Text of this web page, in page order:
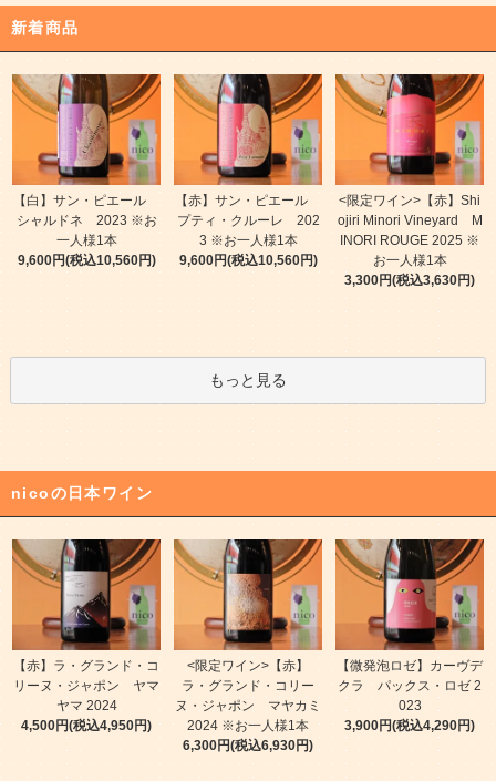
新着商品
【白】サン・ピエール
シャルドネ 2023 ※お
一人様1本
9,600円(税込10,560円)
【赤】サン・ピエール
プティ・クルーレ 202
3 ※お一人様1本
9,600円(税込10,560円)
<限定ワイン>【赤】Shi
ojiri Minori Vineyard M
INORI ROUGE 2025 ※
お一人様1本
3,300円(税込3,630円)
もっと見る
nicoの日本ワイン
【赤】ラ・グランド・コ
リーヌ・ジャポン ヤマ
ヤマ 2024
4,500円(税込4,950円)
<限定ワイン>【赤】
ラ・グランド・コリー
ヌ・ジャポン マヤカミ
2024 ※お一人様1本
6,300円(税込6,930円)
【微発泡ロゼ】カーヴデ
クラ パックス・ロゼ 2
023
3,900円(税込4,290円)